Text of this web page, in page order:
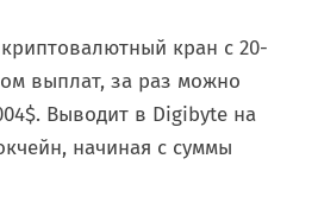
кран с 20-
выплат, за раз можно
Выводит в Digibyte на
начиная с суммы